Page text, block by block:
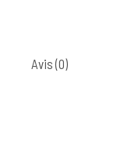
Avis (0)